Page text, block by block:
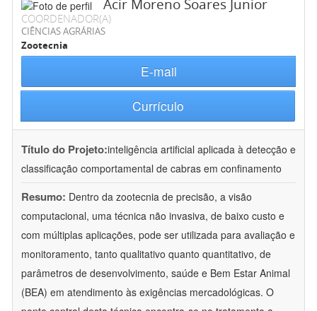
Acir Moreno Soares Junior
COORDENADOR(A)
CIÊNCIAS AGRÁRIAS
Zootecnia
E-mail
Currículo
Título do Projeto:inteligência artificial aplicada à detecção e
classificação comportamental de cabras em confinamento
Resumo: Dentro da zootecnia de precisão, a visão
computacional, uma técnica não invasiva, de baixo custo e
com múltiplas aplicações, pode ser utilizada para avaliação e
monitoramento, tanto qualitativo quanto quantitativo, de
parâmetros de desenvolvimento, saúde e Bem Estar Animal
(BEA) em atendimento às exigências mercadológicas. O